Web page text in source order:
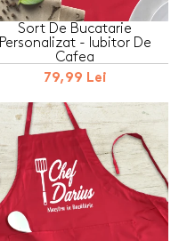
Sort De Bucatarie
Personalizat - Iubitor De
Cafea
79,99 Lei